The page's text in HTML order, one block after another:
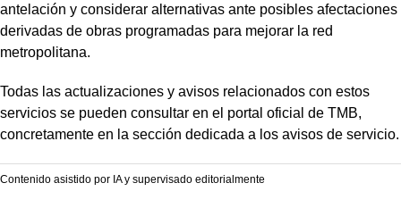
antelación y considerar alternativas ante posibles afectaciones
derivadas de obras programadas para mejorar la red
metropolitana.
Todas las actualizaciones y avisos relacionados con estos
servicios se pueden consultar en el portal oficial de TMB,
concretamente en la sección dedicada a los avisos de servicio.
Contenido asistido por IA y supervisado editorialmente